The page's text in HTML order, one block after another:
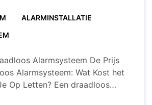
ALARMINSTALLATIE
Alarmsysteem De Prijs
Alarmsysteem: Wat Kost het
Op Letten? Een draadloos